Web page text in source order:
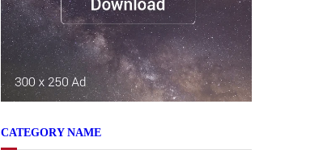
CATEGORY NAME